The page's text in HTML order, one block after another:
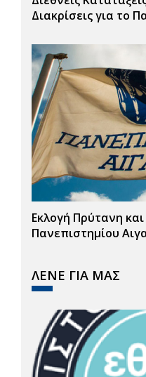
Διακρίσεις για το
Εκλογή Πρύτανη
Πανεπιστημίου
ΛΕΝΕ ΓΙΑ ΜΑΣ